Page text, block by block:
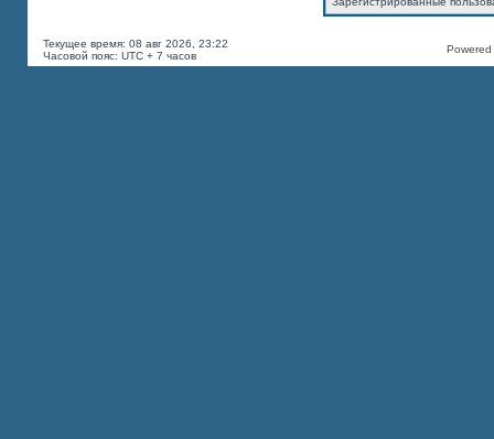
Текущее время: 08 авг 2026, 23:22
Часовой пояс: UTC + 7 часов